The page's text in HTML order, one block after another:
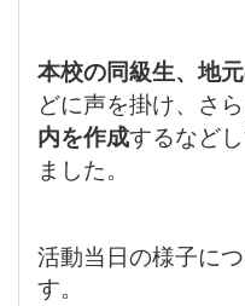
本校の同級生、地
どに声を掛け、さ
内を作成するなど
ました。
活動当日の様子に
す。